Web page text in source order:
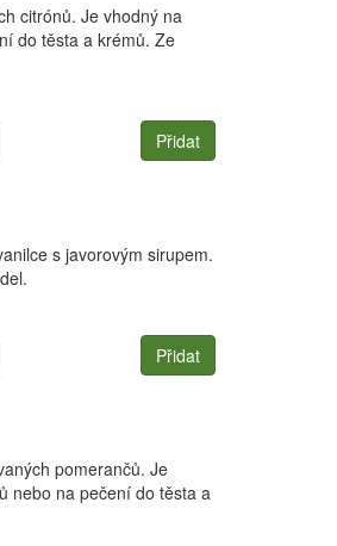
citrónů. Je vhodný na
do těsta a krémů. Ze
Přidat
s javorovým sirupem.
Přidat
pomerančů. Je
nebo na pečení do těsta a